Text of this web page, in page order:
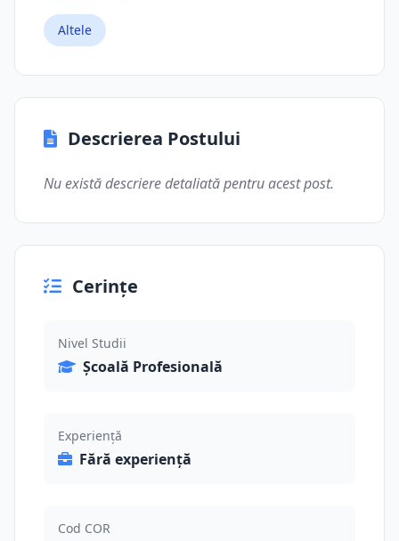
Altele
Descrierea Postului
Nu există descriere detaliată pentru acest post.
Cerințe
Nivel Studii
Școală Profesională
Experiență
Fără experiență
Cod COR